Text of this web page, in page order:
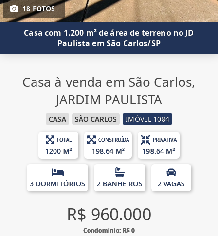
18 FOTOS
Casa com 1.200 m² de área de terreno no JD
Paulista em São Carlos/SP
Casa à venda em São Carlos,
JARDIM PAULISTA
CASA SÃO CARLOS IMÓVEL 1084
TOTAL
1200 M²
CONSTRUÍDA
198.64 M²
PRIVATIVA
198.64 M²
3 DORMITÓRIOS 2 BANHEIROS 2 VAGAS
R$ 960.000
Condomínio: R$ 0